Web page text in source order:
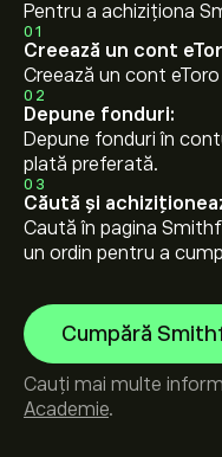
Pentru a achiziționa
01
Creează un cont
Creează un cont
02
Depune fonduri:
Depune fonduri în
plată preferată.
03
Căută și
Caută în pagina
un ordin pentru a
Cumpără
Cauți mai multe
Academie.